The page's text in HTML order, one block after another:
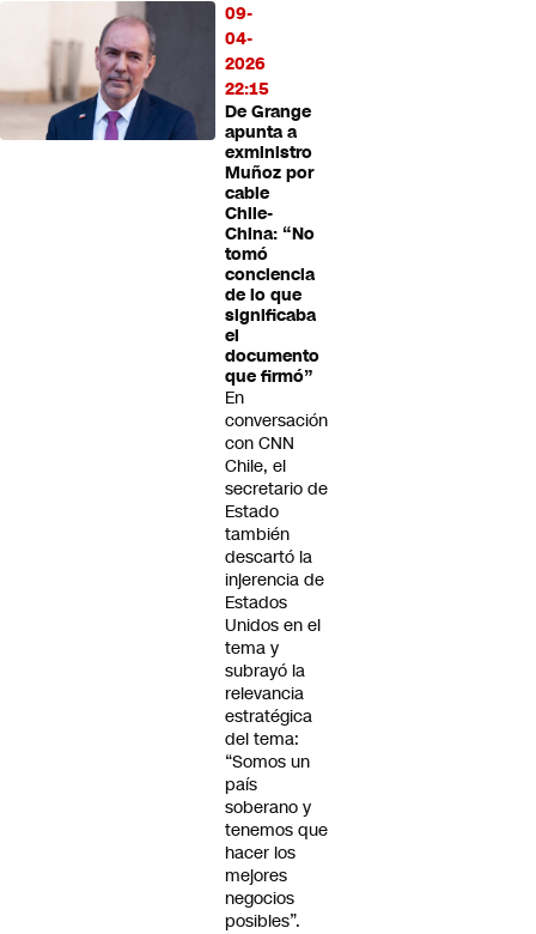
09-
04-
2026
22:15
De Grange
apunta a
exministro
Muñoz por
cable
Chile-
China: “No
tomó
conciencia
de lo que
significaba
el
documento
que firmó”
En
conversación
con CNN
Chile, el
secretario de
Estado
también
descartó la
injerencia de
Estados
Unidos en el
tema y
subrayó la
relevancia
estratégica
del tema:
“Somos un
país
soberano y
tenemos que
hacer los
mejores
negocios
posibles”.